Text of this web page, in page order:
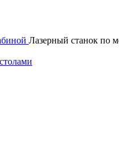
Лазерный станок по